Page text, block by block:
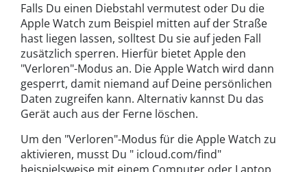
Falls Du einen Diebstahl vermutest oder Du die
Apple Watch zum Beispiel mitten auf der Straße
hast liegen lassen, solltest Du sie auf jeden Fall
zusätzlich sperren. Hierfür bietet Apple den
"Verloren"-Modus an. Die Apple Watch wird dann
gesperrt, damit niemand auf Deine persönlichen
Daten zugreifen kann. Alternativ kannst Du das
Gerät auch aus der Ferne löschen.
Um den "Verloren"-Modus für die Apple Watch zu
aktivieren, musst Du " icloud.com/find"